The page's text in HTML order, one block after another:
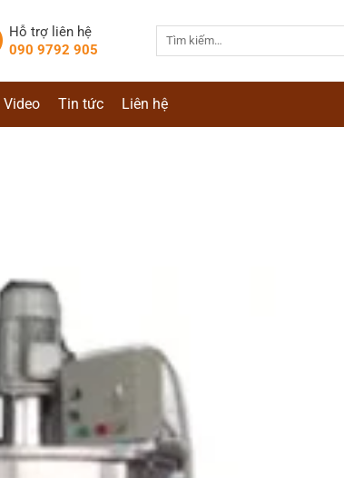
Hỗ trợ liên hệ
090 9792 905
Video Tin tức Liên hệ